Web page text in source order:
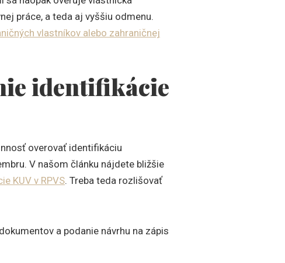
práce, a teda aj vyššiu odmenu.
vlastníkov alebo zahraničnej
identifikácie
overovať identifikáciu
V našom článku nájdete bližšie
KUV v RPVS. Treba teda rozlišovať
a podanie návrhu na zápis